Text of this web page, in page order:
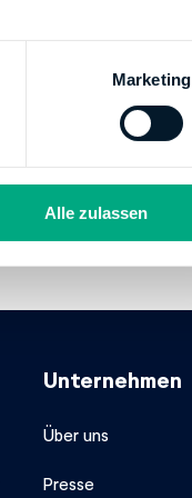
Marketing
Alle zulassen
Unternehmen
Über uns
Presse